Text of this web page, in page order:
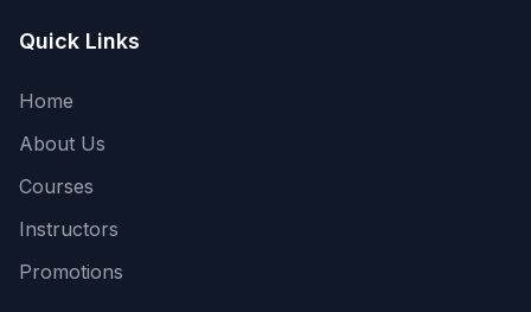
Quick Links
Home
About Us
Courses
Instructors
Promotions